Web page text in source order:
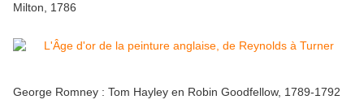
Milton, 1786
George Romney : Tom Hayley en Robin Goodfellow, 1789-1792